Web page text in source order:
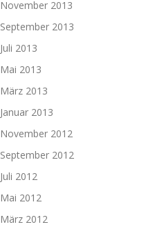
November 2013
September 2013
Juli 2013
Mai 2013
März 2013
Januar 2013
November 2012
September 2012
Juli 2012
Mai 2012
März 2012